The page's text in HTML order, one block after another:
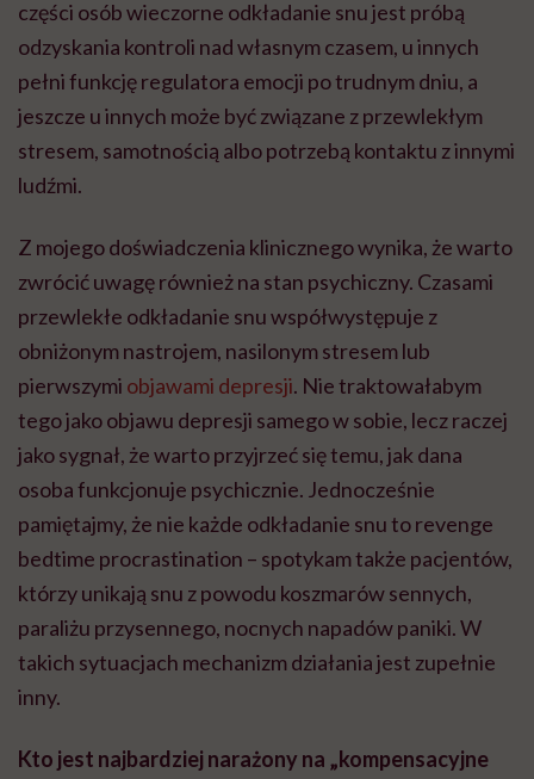
części osób wieczorne odkładanie snu jest próbą
odzyskania kontroli nad własnym czasem, u innych
pełni funkcję regulatora emocji po trudnym dniu, a
jeszcze u innych może być związane z przewlekłym
stresem, samotnością albo potrzebą kontaktu z innymi
ludźmi.
Z mojego doświadczenia klinicznego wynika, że warto
zwrócić uwagę również na stan psychiczny. Czasami
przewlekłe odkładanie snu współwystępuje z
obniżonym nastrojem, nasilonym stresem lub
pierwszymi objawami depresji. Nie traktowałabym
tego jako objawu depresji samego w sobie, lecz raczej
jako sygnał, że warto przyjrzeć się temu, jak dana
osoba funkcjonuje psychicznie. Jednocześnie
pamiętajmy, że nie każde odkładanie snu to revenge
bedtime procrastination – spotykam także pacjentów,
którzy unikają snu z powodu koszmarów sennych,
paraliżu przysennego, nocnych napadów paniki. W
takich sytuacjach mechanizm działania jest zupełnie
inny.
Kto jest najbardziej narażony na „kompensacyjne